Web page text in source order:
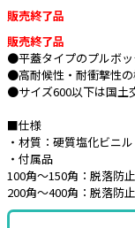
工具関連
EV充電設備工事関
感染症関連
e431オリジナル
暑さ対策
販売終了品
販売終了品
販売終了品
●平蓋タイプのプルボッ
●高耐候性・耐衝撃性の
●サイズ600以下は国土
■仕様
・材質：硬質塩化ビニル
・付属品
100角～150角：脱落防
200角～400角：脱落防